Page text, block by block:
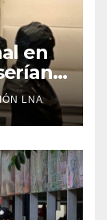
en
2026
LNA